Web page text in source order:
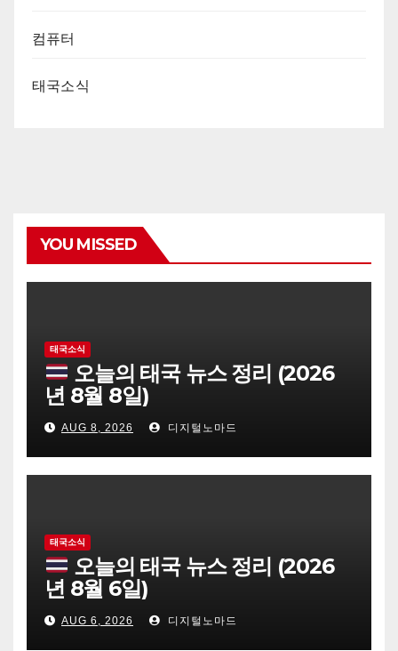
컴퓨터
태국소식
YOU MISSED
태국소식
오늘의 태국 뉴스 정리 (2026
년 8월 8일)
AUG 8, 2026 디지털노마드
태국소식
오늘의 태국 뉴스 정리 (2026
년 8월 6일)
AUG 6, 2026 디지털노마드